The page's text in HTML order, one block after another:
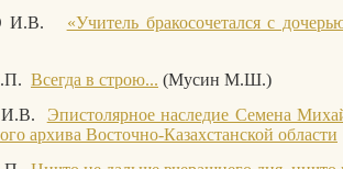
И.В. «Учитель бракосочетался с
Всегда в строю... (Мусин М.Ш.)
Эпистолярное наследие Семена
архива Восточно-Казахстанской области